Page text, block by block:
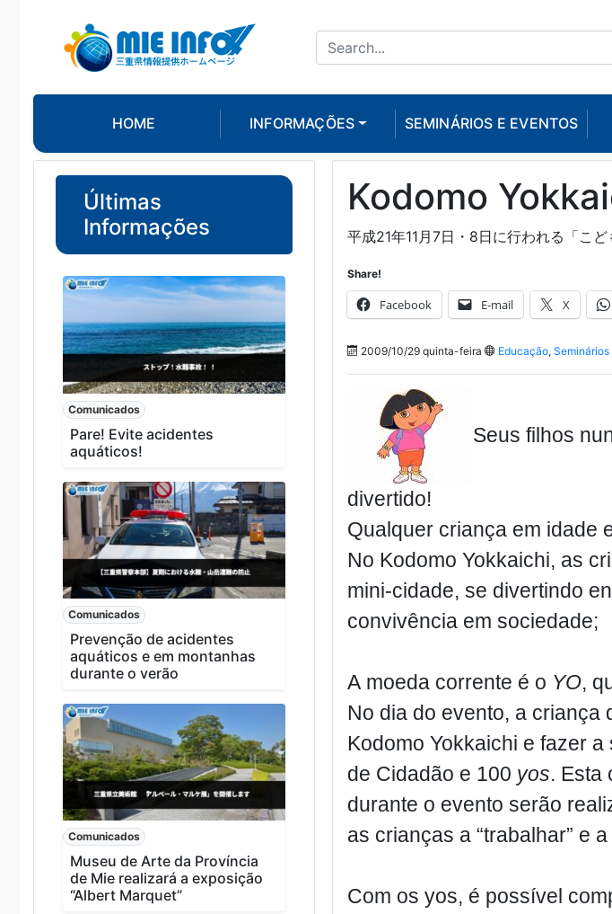
HOME INFORMAÇÕES SEMINÁRIOS E EVENTOS
Últimas
Informações
Comunicados
Pare! Evite acidentes
aquáticos!
Comunicados
Prevenção de acidentes
aquáticos e em montanhas
durante o verão
Comunicados
Museu de Arte da Província
de Mie realizará a exposição
“Albert Marquet”
Kodomo
平成21年11月7日・8日に行われる「こ
Share!
Facebook E-mail X
2009/10/29 quinta-feira Educação, Seminários
Seus filhos
divertido!
Qualquer criança em idade
No Kodomo Yokkaichi, as
mini-cidade, se divertindo
convivência em sociedade;
A moeda corrente é o YO,
No dia do evento, a criança
Kodomo Yokkaichi e fazer a
de Cidadão e 100 yos. Esta
durante o evento serão
as crianças a “trabalhar” e
Com os yos, é possível